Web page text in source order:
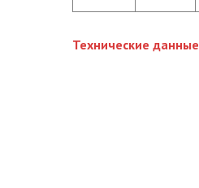
Технические данные